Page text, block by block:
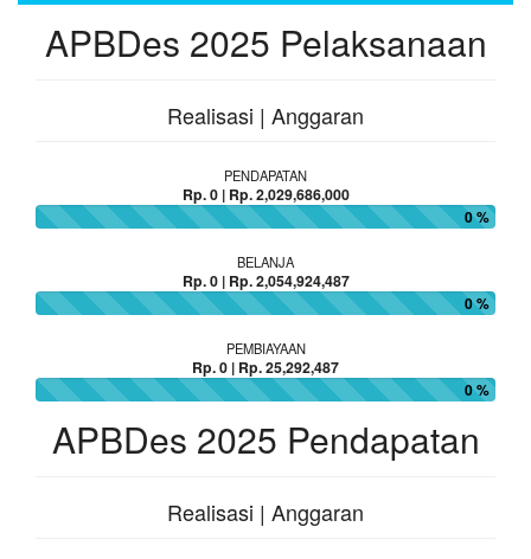
APBDes 2025 Pelaksanaan
Realisasi | Anggaran
PENDAPATAN
Rp. 0 | Rp. 2,029,686,000
0 %
BELANJA
Rp. 0 | Rp. 2,054,924,487
0 %
PEMBIAYAAN
Rp. 0 | Rp. 25,292,487
0 %
APBDes 2025 Pendapatan
Realisasi | Anggaran